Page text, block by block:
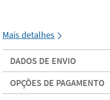
Mais detalhes
DADOS DE ENVIO
OPÇÕES DE PAGAMENTO